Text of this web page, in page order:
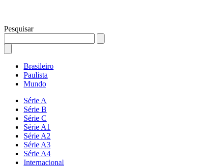
Pesquisar
Brasileiro
Paulista
Mundo
Série A
Série B
Série C
Série A1
Série A2
Série A3
Série A4
Internacional